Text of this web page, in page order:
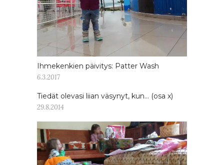
Ihmekenkien päivitys: Patter Wash
6.3.2017
Tiedät olevasi liian väsynyt, kun… (osa x)
29.8.2014